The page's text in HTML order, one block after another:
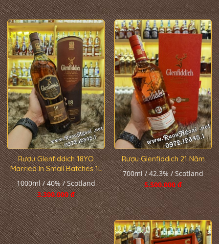
Rượu Glenfiddich 18YO
Married In Small Batches 1L
1000ml / 40% / Scotland
3.300.000 đ
Rượu Glenfiddich 21 Năm
700ml / 42.3% / Scotland
5.500.000 đ